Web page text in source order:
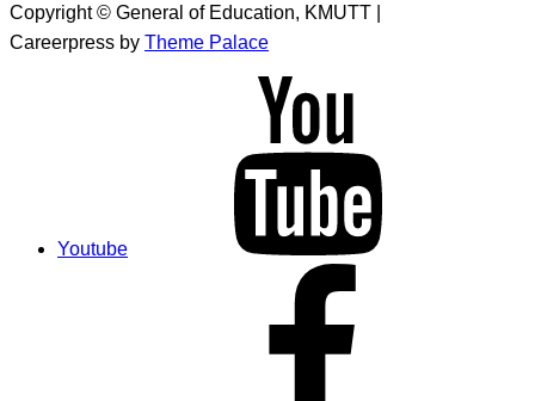
Copyright © General of Education, KMUTT |
Careerpress by Theme Palace
Youtube